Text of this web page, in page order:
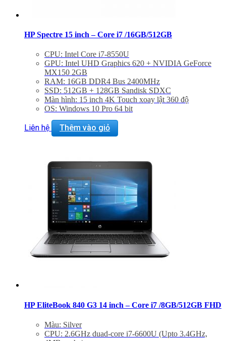
HP Spectre 15 inch – Core i7 /16GB/512GB
CPU: Intel Core i7-8550U
GPU: Intel UHD Graphics 620 + NVIDIA GeForce
MX150 2GB
RAM: 16GB DDR4 Bus 2400MHz
SSD: 512GB + 128GB Sandisk SDXC
Màn hình: 15 inch 4K Touch xoay lật 360 độ
OS: Windows 10 Pro 64 bit
Liên hệ Thêm vào giỏ
HP EliteBook 840 G3 14 inch – Core i7 /8GB/512GB FHD
Màu: Silver
CPU: 2.6GHz duad-core i7-6600U (Upto 3.4GHz,